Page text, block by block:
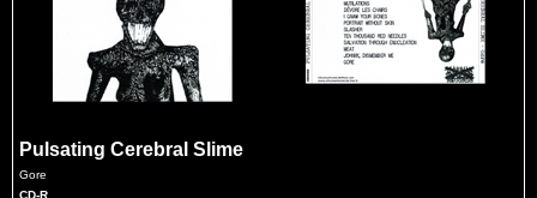
Pulsating Cerebral Slime
Gore
CD-R